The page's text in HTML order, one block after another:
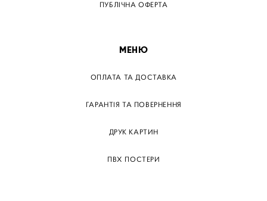
ПУБЛІЧНА ОФЕРТА
МЕНЮ
ОПЛАТА ТА ДОСТАВКА
ГАРАНТІЯ ТА ПОВЕРНЕННЯ
ДРУК КАРТИН
ПВХ ПОСТЕРИ